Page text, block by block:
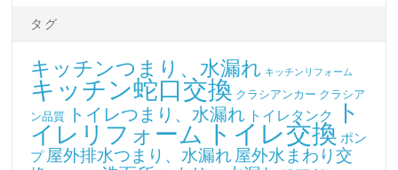
タグ
キッチンつまり、水漏れ キッチンリフォーム
キッチン蛇口交換クラシアンカー クラシア
ン品質 トイレつまり、水漏れ トイレタンク ト
イレリフォームトイレ交換 ポン
プ屋外排水つまり、水漏れ屋外水まわり交